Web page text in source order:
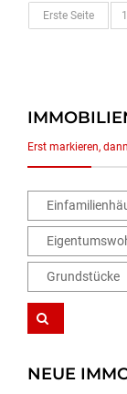
Erste Seite 1
Erst markieren,
Grundstücke
NEUE